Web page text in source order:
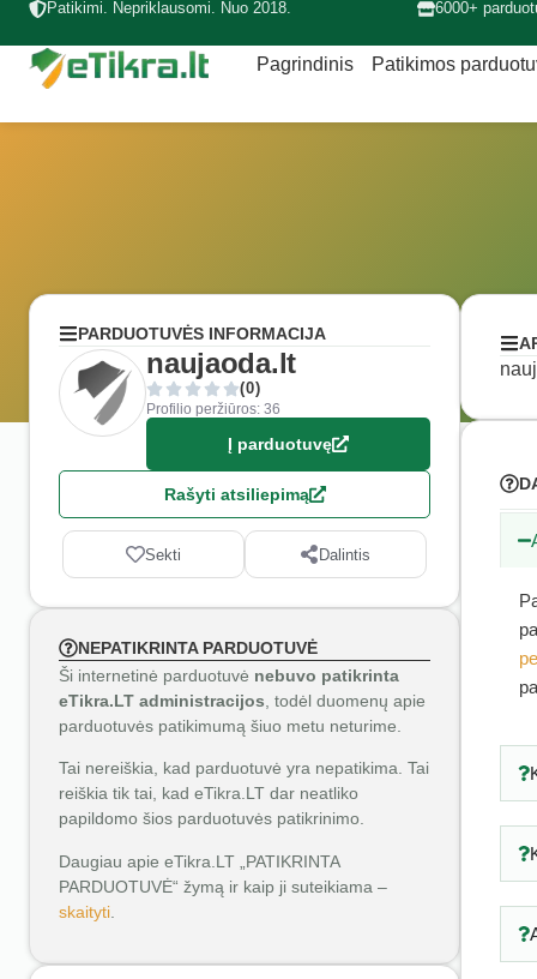
Patikimi. Nepriklausomi. Nuo 2018. 6000+
Pagrindinis Patikimos
PARDUOTUVĖS INFORMACIJA
naujaoda.lt
(0)
Profilio peržiūros: 36
Į parduotuvę
Rašyti atsiliepimą
Sekti Dalintis
NEPATIKRINTA PARDUOTUVĖ
Ši internetinė parduotuvė nebuvo patikrinta
eTikra.LT administracijos , todėl duomenų apie
parduotuvės patikimumą šiuo metu neturime.
Tai nereiškia, kad parduotuvė yra nepatikima. Tai
reiškia tik tai, kad eTikra.LT dar neatliko
papildomo šios parduotuvės patikrinimo.
Daugiau apie eTikra.LT „PATIKRINTA
PARDUOTUVĖ“ žymą ir kaip ji suteikiama –
skaityti